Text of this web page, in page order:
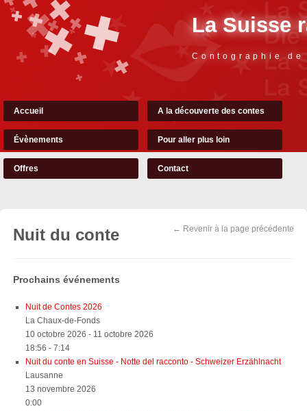
La Suisse
Contographie
Accueil A la découverte des contes
Évènements Pour aller plus loin
Offres Contact
← Revenir à la page précédente
Nuit du conte
Prochains événements
Nuit de Contes 2026
La Chaux-de-Fonds
10 octobre 2026 - 11 octobre 2026
18:56 - 7:14
Nuit du conte en Suisse - Notte del racconto - Schweizer Erzählnacht
Lausanne
13 novembre 2026
0:00